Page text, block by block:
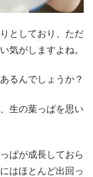
としており、ただ
気がしますよね。
るんでしょうか？
生の葉っぱを思い
ぱが成長しておら
はほとんど出回っ